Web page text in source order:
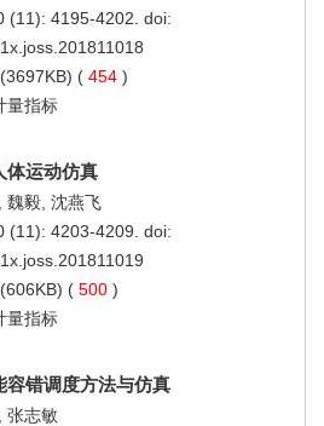
(11): 4195-4202. doi:
(3697KB) ( 454 )
量指标
体运动仿真
魏毅, 沈燕飞
(11): 4203-4209. doi:
(606KB) ( 500 )
量指标
容错调度方法与仿真
张志敏